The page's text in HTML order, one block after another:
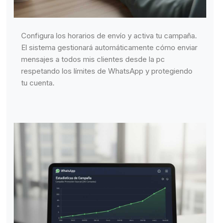
Configura los horarios de envío y activa tu campaña.
El sistema gestionará automáticamente cómo enviar
mensajes a todos mis clientes desde la pc
respetando los límites de WhatsApp y protegiendo
tu cuenta.